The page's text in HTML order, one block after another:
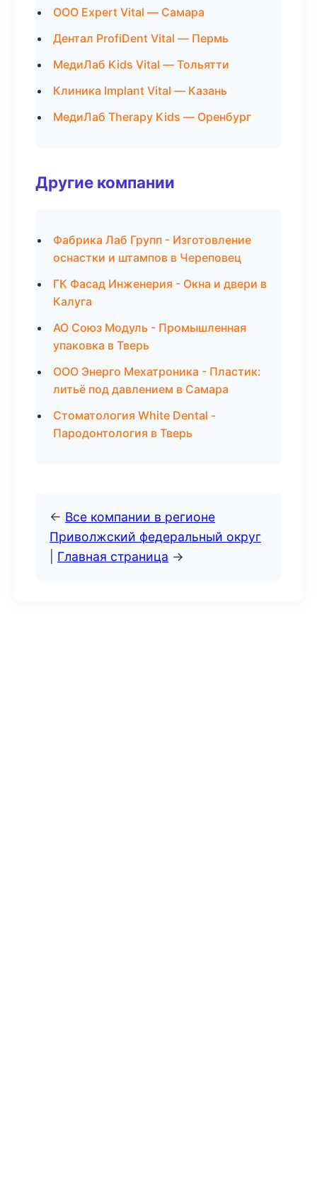
ООО Expert Vital — Самара
Дентал ProfiDent Vital — Пермь
МедиЛаб Kids Vital — Тольятти
Клиника Implant Vital — Казань
МедиЛаб Therapy Kids — Оренбург
Другие компании
Фабрика Лаб Групп - Изготовление
оснастки и штампов в Череповец
ГК Фасад Инженерия - Окна и двери в
Калуга
АО Союз Модуль - Промышленная
упаковка в Тверь
ООО Энерго Мехатроника - Пластик:
литьё под давлением в Самара
Стоматология White Dental -
Пародонтология в Тверь
← Все компании в регионе
Приволжский федеральный округ
Главная страница →